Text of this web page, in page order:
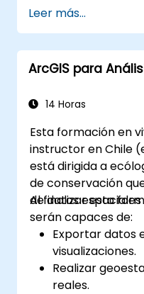
el análisis y la
SIG.
Manipular y
con las
Automatizar
Python en
Desarrollar
de
en Python para
agilicen las
Leer más...
ArcGIS para
14 Horas
Esta formación en
instructor en Chile
está dirigida a
de conservación
de datos espaciales
Al finalizar esta
serán capaces de:
Exportar datos
visualizaciones.
Realizar
reales.